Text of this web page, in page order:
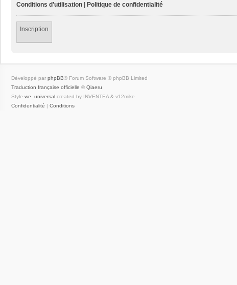
Conditions d’utilisation | Politique de confidentialité
Inscription
Développé par phpBB® Forum Software © phpBB Limited
Traduction française officielle © Qiaeru
Style we_universal created by INVENTEA & v12mike
Confidentialité | Conditions